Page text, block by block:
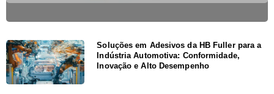
Soluções em Adesivos da HB Fuller para a
Indústria Automotiva: Conformidade,
Inovação e Alto Desempenho